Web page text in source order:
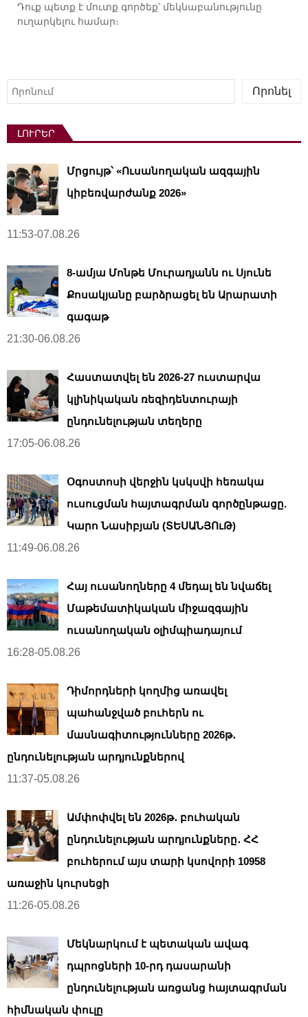
Դուք պետք է մուտք գործեք՝ մեկնաբանությունը
ուղարկելու համար։
Որոնել
Որոնել
ԼՈՒՐԵՐ
Մրցույթ՝ «Ուսանողական ազգային
կիբեռվարժանք 2026»
11:53-07.08.26
8-ամյա Մոնթե Մուրադյանն ու Սյունե
Քոսակյանը բարձրացել են Արարատի
գագաթ
21:30-06.08.26
Հաստատվել են 2026-27 ուստարվա
կլինիկական ռեզիդենտուրայի
ընդունելության տեղերը
17:05-06.08.26
Օգոստոսի վերջին կսկսվի հեռակա
ուսուցման հայտագրման գործընթացը.
Կարո Նասիբյան (ՏԵՍԱՆՅՈւԹ)
11:49-06.08.26
Հայ ուսանողները 4 մեդալ են նվաճել
Մաթեմատիկական միջազգային
ուսանողական օլիմպիադայում
16:28-05.08.26
Դիմորդների կողմից առավել
պահանջված բուհերն ու
մասնագիտությունները 2026թ․
ընդունելության արդյունքներով
11:37-05.08.26
Ամփոփվել են 2026թ․ բուհական
ընդունելության արդյունքները․ ՀՀ
բուհերում այս տարի կսովորի 10958
առաջին կուրսեցի
11:26-05.08.26
Մեկնարկում է պետական ավագ
դպրոցների 10-րդ դասարանի
ընդունելության առցանց հայտագրման
հիմնական փուլը